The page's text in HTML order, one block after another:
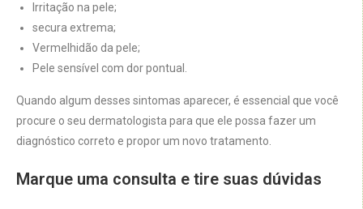
Irritação na pele;
secura extrema;
Vermelhidão da pele;
Pele sensível com dor pontual.
Quando algum desses sintomas aparecer, é essencial que você
procure o seu dermatologista para que ele possa fazer um
diagnóstico correto e propor um novo tratamento.
Marque uma consulta e tire suas dúvidas